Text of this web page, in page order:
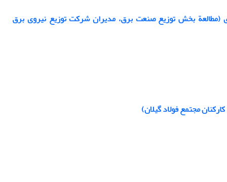
بخش توزیع صنعت برق، مدیران شرکت توزیع نیروی برق
مجتمع فولاد گیلان)